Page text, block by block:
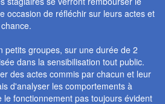
occasion de réfléchir sur leurs actes et
petits groupes, sur une durée de 2
dans la sensibilisation tout public.
des actes commis par chacun et leur
d'analyser les comportements à
fonctionnement pas toujours évident